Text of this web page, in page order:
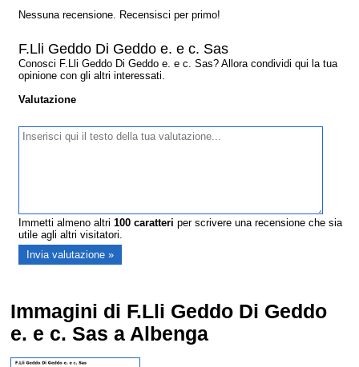
Nessuna recensione. Recensisci per primo!
F.Lli Geddo Di Geddo e. e c. Sas
Conosci F.Lli Geddo Di Geddo e. e c. Sas? Allora condividi qui la tua
opinione con gli altri interessati.
Valutazione
Immetti almeno altri100 caratteri per scrivere una recensione che sia
utile agli altri visitatori.
Immagini di F.Lli Geddo Di Geddo
e. e c. Sas a Albenga